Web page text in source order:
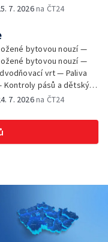
Trucks na čínském
Obnova zeleně v
— Přehled sociálních
vojenský výcvik
— Výměna luxfer ve
7. 2026na ČT24
bytovou nouzí —
bytovou nouzí —
vrt — Paliva
pásů a dětských
sociálních sítí ČT —
Music 2026
7. 2026na ČT24